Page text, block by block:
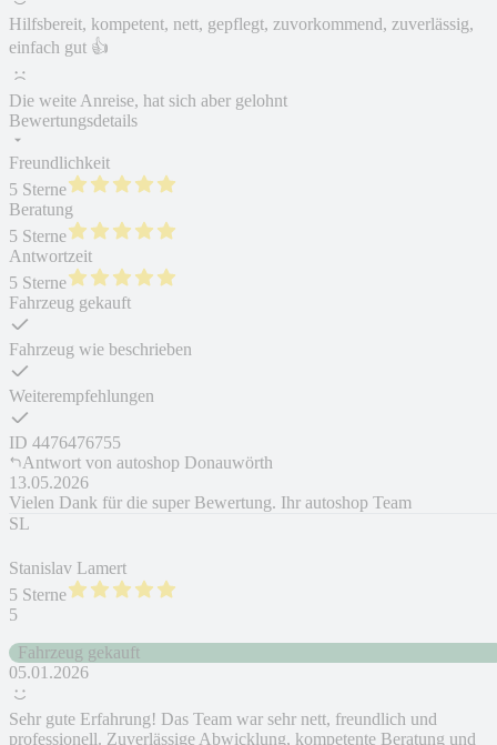
Hilfsbereit, kompetent, nett, gepflegt, zuvorkommend, zuverlässig,
einfach gut 👍
Die weite Anreise, hat sich aber gelohnt
Bewertungsdetails
Freundlichkeit
5 Sterne
Beratung
5 Sterne
Antwortzeit
5 Sterne
Fahrzeug gekauft
Fahrzeug wie beschrieben
Weiterempfehlungen
ID 4476476755
Antwort von autoshop Donauwörth
13.05.2026
Vielen Dank für die super Bewertung. Ihr autoshop Team
SL
Stanislav Lamert
5 Sterne
5
Fahrzeug gekauft
05.01.2026
Sehr gute Erfahrung! Das Team war sehr nett, freundlich und
professionell. Zuverlässige Abwicklung, kompetente Beratung und